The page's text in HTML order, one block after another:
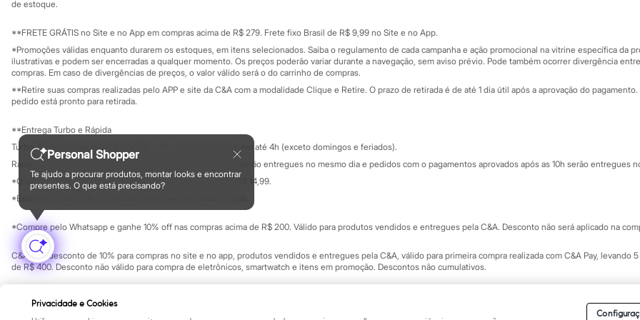
Yessica
Acessórios
Blusas
Calçados
Leggings
Shorts e Bermudas
Tops
Moda íntima
Cintas e Modeladores
Meias
Pijamas
Sutiãs e Tops
Moda praia
Maiôs
Saídas de praia
Personagens
Plus size
Blusas e Camisetas
Calças
Casacos e Jaquetas
Jeans
Personal Shopper
Te ajudo a procurar produtos, montar looks e encontrar
presentes. O que está precisando?
Investidores
Privacidade
Configuração de cookies
Minha privacidade
Educação financeira
Sustentabilidade
Formas de pagamento
de estoque.
**FRETE GRÁTIS no Site e no App em compras acima de R$ 279. Frete fixo Brasil de R$ 9,99 no Site e no App.
*Promoções válidas enquanto durarem os estoques, em itens selecionados. Saiba o regulamento de cada campanha e ação promocional na vitrine específica da
ilustrativas e podem ser encerradas a qualquer momento. Os preços poderão variar durante a navegação, sem aviso prévio. Pode também ocorrer divergência
compras. Em caso de divergências de preços, o valor válido será o do carrinho de compras.
**Retire suas compras realizadas pelo APP e site da C&A com a modalidade Clique e Retire. O prazo de retirada é de até 1 dia útil após a aprovação do
pedido está pronto para retirada.
**Entrega Turbo e Rápida
Turbo: Pedidos aprovados entre 10h e 17h, serão entregues em até 4h (exceto domingos e feriados).
Rápida: Pedidos com os pagamentos aprovados até as 10h, serão entregues no mesmo dia e pedidos com o pagamentos aprovados após as 10h serão
*O valor do frete para o turbo é R$ 24,99 e para a rápida é R$ 14,99.
*Essa condição ainda não estará disponível em todas as lojas.
*Compre pelo Whatsapp e ganhe 10% off nas compras acima de R$ 200. Válido para produtos vendidos e entregues pela C&A. Desconto não será aplicado na
C&A Pay: desconto de 10% para compras no site e no app, produtos vendidos e entregues pela C&A, válido para primeira compra realizada com C&A Pay,
de R$ 400. Desconto não válido para compra de eletrônicos, smartwatch e itens em promoção. Descontos não cumulativos.
SP Cep: 06455-000 CNPJ 45.242.914/0001-05
Privacidade e Cookies